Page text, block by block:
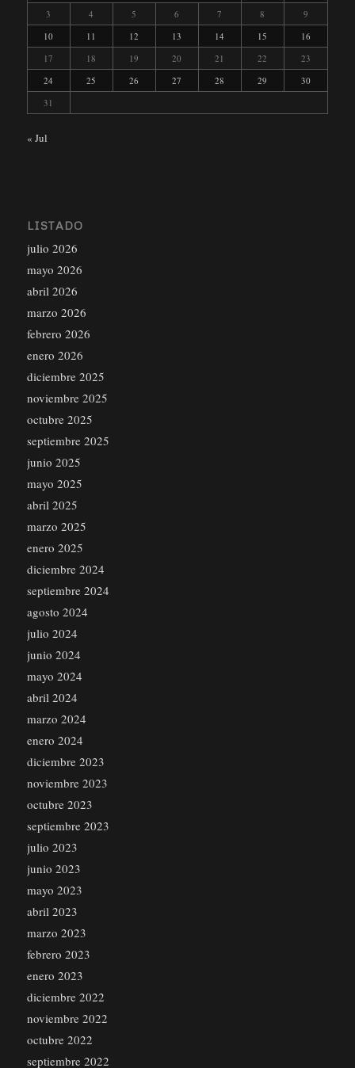
3
4 5 6 7 8
9
10
11 12 13 14 15
16
17
18 19 20 21 22
23
24
25 26 27 28 29
30
31
« Jul
LISTADO
julio 2026
mayo 2026
abril 2026
marzo 2026
febrero 2026
enero 2026
diciembre 2025
noviembre 2025
octubre 2025
septiembre 2025
junio 2025
mayo 2025
abril 2025
marzo 2025
enero 2025
diciembre 2024
septiembre 2024
agosto 2024
julio 2024
junio 2024
mayo 2024
abril 2024
marzo 2024
enero 2024
diciembre 2023
noviembre 2023
octubre 2023
septiembre 2023
julio 2023
junio 2023
mayo 2023
abril 2023
marzo 2023
febrero 2023
enero 2023
diciembre 2022
noviembre 2022
octubre 2022
septiembre 2022